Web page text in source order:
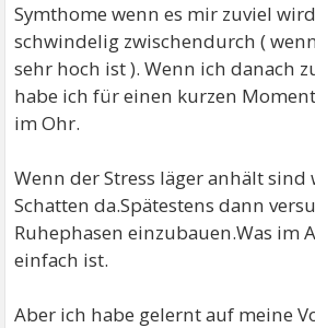
Symthome wenn es mir zuviel
schwindelig zwischendurch (
sehr hoch ist ). Wenn ich danach
habe ich für einen kurzen
im Ohr.
Wenn der Stress läger anhält
Schatten da.Spätestens dann
Ruhephasen einzubauen.Was im
einfach ist.
Aber ich habe gelernt auf meine